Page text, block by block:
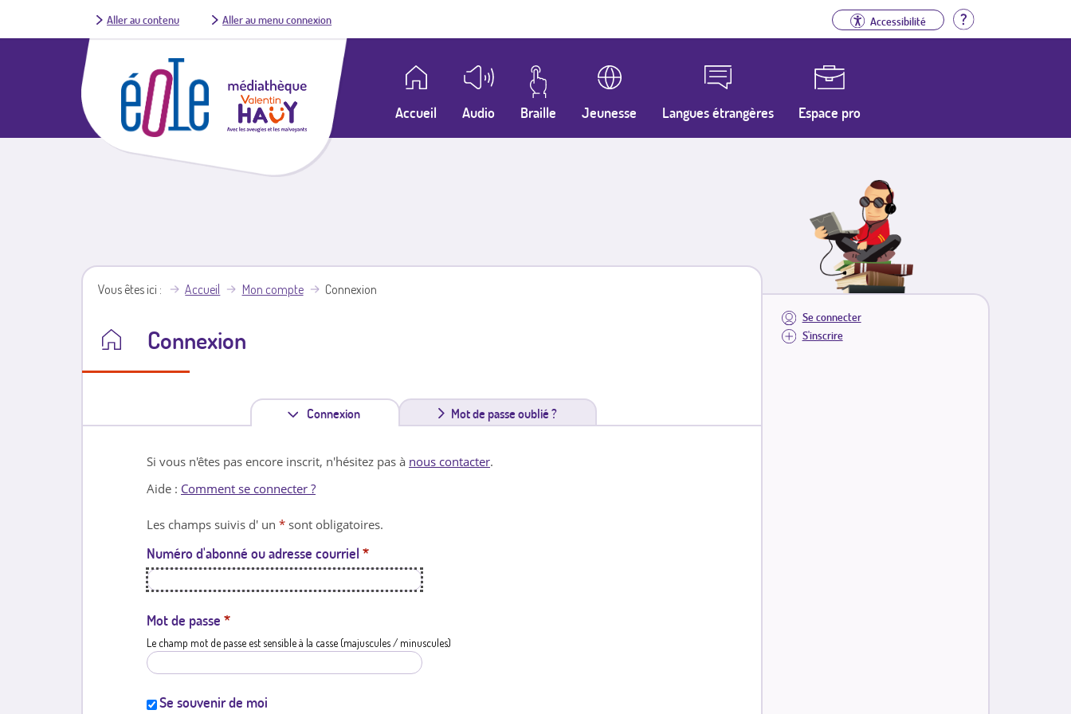
Aller au contenu Aller au menu connexion Accessibilité Aide
Accueil Audio Braille Jeunesse Langues étrangères Espace pro
Se connecter
S'inscrire
Vous êtes ici Accueil Mon compte Connexion
Connexion
Connexion
n
l
e
Mot de passe oublié ?
Si vous n'êtes pas encore inscrit, n'hésitez pas à nous contacter.
Aide : Comment se connecter ?
Les champs suivis d' un * sont obligatoires.
Numéro d'abonné ou adresse courriel *
Mot de passe *
Le champ mot de passe est sensible à la casse (majuscules / minuscules)
Se souvenir de moi